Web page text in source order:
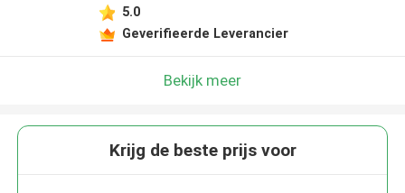
5.0
Geverifieerde Leverancier
Bekijk meer
Krijg de beste prijs voor